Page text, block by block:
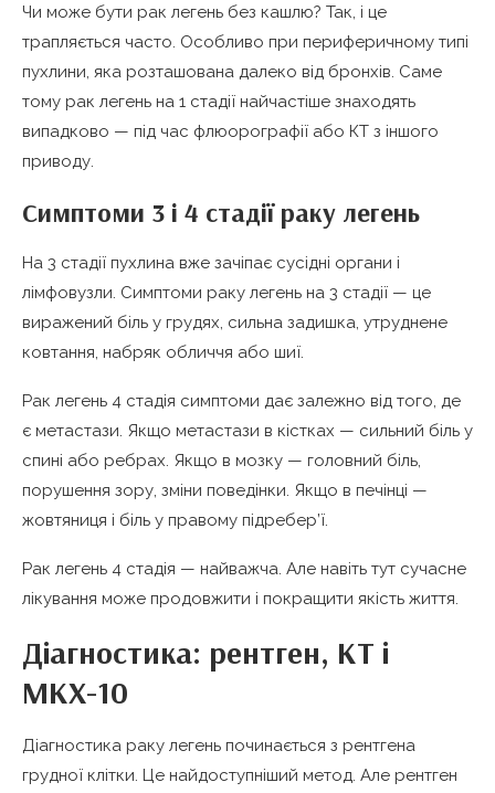
Чи може бути рак легень без кашлю? Так, і це
трапляється часто. Особливо при периферичному типі
пухлини, яка розташована далеко від бронхів. Саме
тому рак легень на 1 стадії найчастіше знаходять
випадково — під час флюорографії або КТ з іншого
приводу.
Симптоми 3 і 4 стадії раку легень
На 3 стадії пухлина вже зачіпає сусідні органи і
лімфовузли. Симптоми раку легень на 3 стадії — це
виражений біль у грудях, сильна задишка, утруднене
ковтання, набряк обличчя або шиї.
Рак легень 4 стадія симптоми дає залежно від того, де
є метастази. Якщо метастази в кістках — сильний біль у
спині або ребрах. Якщо в мозку — головний біль,
порушення зору, зміни поведінки. Якщо в печінці —
жовтяниця і біль у правому підребер’ї.
Рак легень 4 стадія — найважча. Але навіть тут сучасне
лікування може продовжити і покращити якість життя.
Діагностика: рентген, КТ і
МКХ-10
Діагностика раку легень починається з рентгена
грудної клітки. Це найдоступніший метод. Але рентген